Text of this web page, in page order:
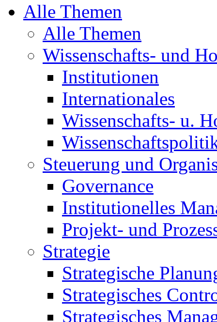
Alle Themen
Alle Themen
Wissenschafts- und
Institutionen
Internationales
Wissenschafts- u.
Steuerung und
Governance
Institutionelles
Projekt- und
Strategie
Strategische
Strategisches
Strategisches